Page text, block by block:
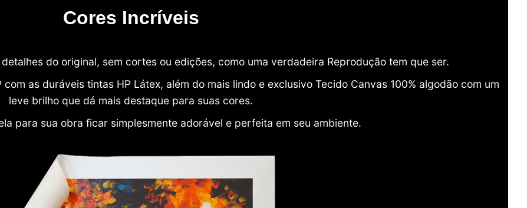
Cores Incríveis
do original, sem cortes ou edições, como uma verdadeira Reprodução tem que ser.
as duráveis tintas HP Látex, além do mais lindo e exclusivo Tecido Canvas 100% algodão com um
leve brilho que dá mais destaque para suas cores.
para sua obra ficar simplesmente adorável e perfeita em seu ambiente.